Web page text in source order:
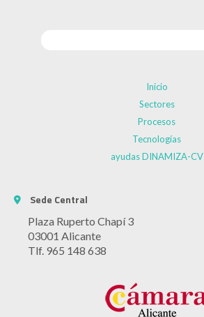
Inicio
Sectores
Procesos
Tecnologías
ayudas DINAMIZA-CV
Sede Central
Plaza Ruperto Chapí 3
03001 Alicante
Tlf. 965 148 638